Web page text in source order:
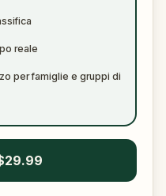
reale
per famiglie e gruppi di